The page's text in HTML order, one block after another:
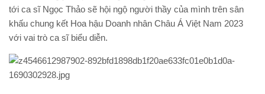
tới ca sĩ Ngọc Thảo sẽ hội ngộ người thầy của mình trên sân
khấu chung kết Hoa hậu Doanh nhân Châu Á Việt Nam 2023
với vai trò ca sĩ biểu diễn.